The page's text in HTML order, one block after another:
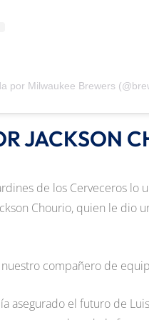
por Milwaukee Brewers
JACKSON
de los Cerveceros
Chourio, quien le dio
compañero de
asegurado el futuro de